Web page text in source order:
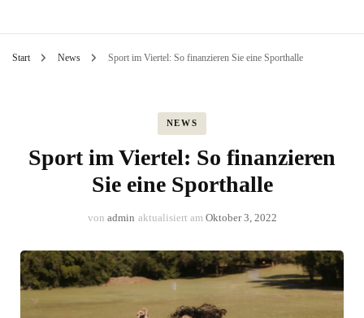
Start News Sport im Viertel: So finanzieren Sie eine Sporthalle
NEWS
Sport im Viertel: So finanzieren
Sie eine Sporthalle
von admin aktualisiert am Oktober 3, 2022